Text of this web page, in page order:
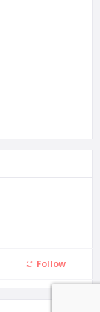
Follow